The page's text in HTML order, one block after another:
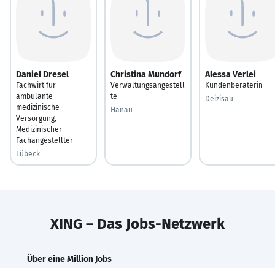
Daniel Dresel
Fachwirt für
ambulante
medizinische
Versorgung,
Medizinischer
Fachangestellter
Lübeck
Christina Mundorf
Verwaltungsangestell
te
Hanau
Alessa Verlei
Kundenberaterin
Deizisau
XING – Das Jobs-Netzwerk
Über eine Million Jobs